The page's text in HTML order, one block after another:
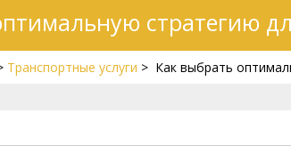
стратегию
Транспортные услуги > Как выбрать